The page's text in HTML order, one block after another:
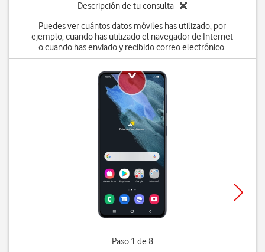
Descripción de tu consulta
Puedes ver cuántos datos móviles has utilizado, por
ejemplo, cuando has utilizado el navegador de Internet
o cuando has enviado y recibido correo electrónico.
Paso 1 de 8